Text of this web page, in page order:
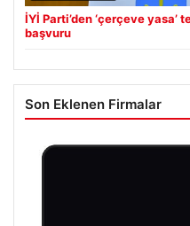
İYİ Parti’den ‘çerçeve
başvuru
Son Eklenen Firmalar